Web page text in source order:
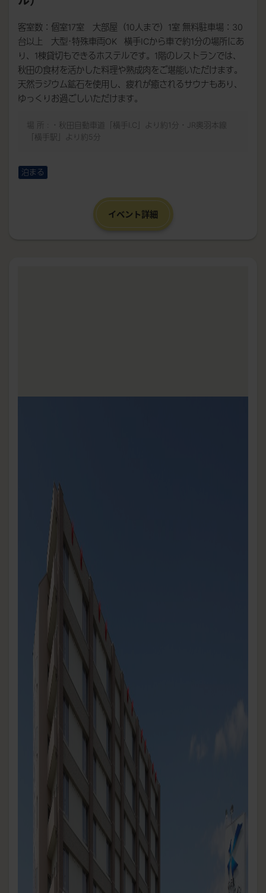
客室数：個室17室 大部屋（10人まで）1室 無料駐車場：30
台以上 大型･特殊車両OK 横手ICから車で約1分の場所にあ
り、1棟貸切もできるホステルです。1階のレストランでは、
秋田の食材を活かした料理や熟成肉をご堪能いただけます。
天然ラジウム鉱石を使用し、疲れが癒されるサウナもあり、
ゆっくりお過ごしいただけます。
場 所 : ・秋田自動車道「横手I.C」より約1分・JR奥羽本線
「横手駅」より約5分
泊まる
イベント詳細